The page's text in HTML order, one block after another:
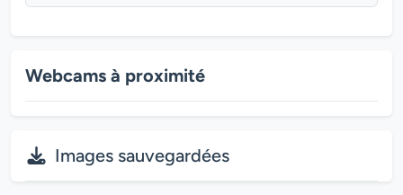
Webcams à proximité
Images sauvegardées